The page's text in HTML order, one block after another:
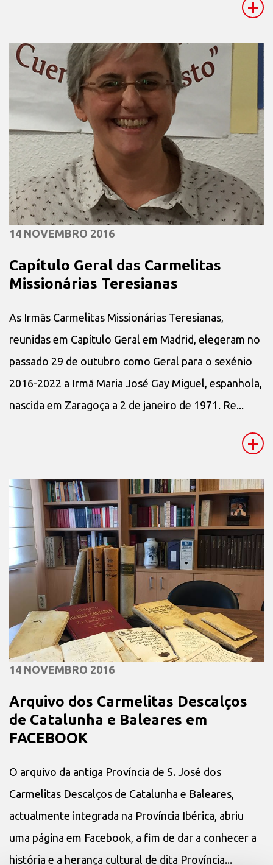
+
14 NOVEMBRO 2016
Capítulo Geral das Carmelitas
Missionárias Teresianas
As Irmãs Carmelitas Missionárias Teresianas,
reunidas em Capítulo Geral em Madrid, elegeram no
passado 29 de outubro como Geral para o sexénio
2016-2022 a Irmã Maria José Gay Miguel, espanhola,
nascida em Zaragoça a 2 de janeiro de 1971. Re...
+
14 NOVEMBRO 2016
Arquivo dos Carmelitas Descalços
de Catalunha e Baleares em
FACEBOOK
O arquivo da antiga Província de S. José dos
Carmelitas Descalços de Catalunha e Baleares,
actualmente integrada na Província Ibérica, abriu
uma página em Facebook, a fim de dar a conhecer a
história e a herança cultural de dita Província...